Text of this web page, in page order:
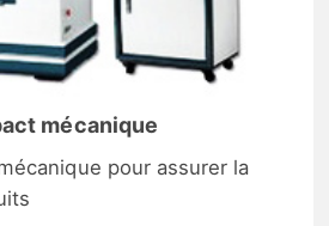
mécanique
pour assurer la